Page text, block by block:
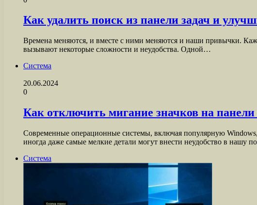
Как удалить поиск из панели задач и
Времена меняются, и вместе с ними меняются и наши привычки.
вызывают некоторые сложности и неудобства. Одной…
Система
20.06.2024
0
Как отключить мигание значков на
Современные операционные системы, включая популярную
иногда даже самые мелкие детали могут внести неудобство в нашу
Система